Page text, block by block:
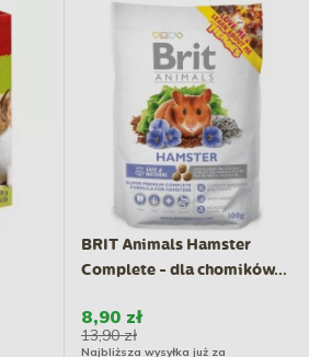
BRIT Animals Hamster
Complete - dla chomików...
8,90 zł
Najbliższa wysyłka już za
13,90 zł